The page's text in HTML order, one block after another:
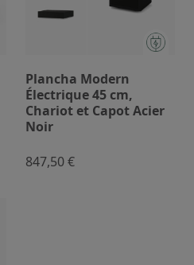
Plancha Modern
Électrique 45 cm,
Chariot et Capot Acier
Noir
847,50 €